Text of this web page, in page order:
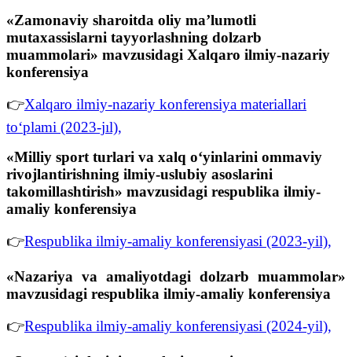
«Zamonaviy sharoitda oliy ma’lumotli
mutaxassislarni tayyorlashning dolzarb
muammolari» mavzusidagi Xalqaro ilmiy-nazariy
konferensiya
👉Xalqaro ilmiy-nazariy konferensiya materiallari
to‘plami (2023-jıl),
«Milliy sport turlari va xalq o‘yinlarini ommaviy
rivojlantirishning ilmiy-uslubiy asoslarini
takomillashtirish» mavzusidagi respublika ilmiy-
amaliy konferensiya
👉Respublika ilmiy-amaliy konferensiyasi (2023-yil),
«Nazariya va amaliyotdagi dolzarb muammolar»
mavzusidagi respublika ilmiy-amaliy konferensiya
👉Respublika ilmiy-amaliy konferensiyasi (2024-yil),